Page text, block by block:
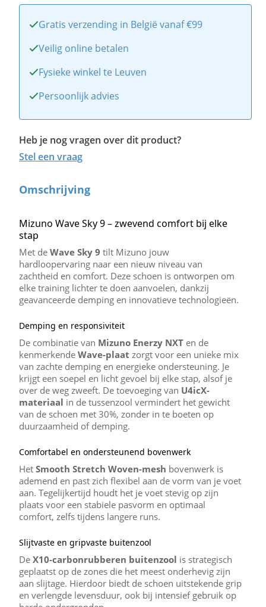
Gratis verzending in België vanaf €99
Veilig online betalen
Fysieke winkel te Leuven
Persoonlijk advies
Heb je nog vragen over dit product?
Stel een vraag
Omschrijving
Mizuno Wave Sky 9 – zwevend comfort bij elke
stap
Met de Wave Sky 9 tilt Mizuno jouw
hardloopervaring naar een nieuw niveau van
zachtheid en comfort. Deze schoen is ontworpen om
elke training lichter te doen aanvoelen, dankzij
geavanceerde demping en innovatieve technologieën.
Demping en responsiviteit
De combinatie van Mizuno Enerzy NXT en de
kenmerkende Wave-plaat zorgt voor een unieke mix
van zachte demping en energieke ondersteuning. Je
krijgt een soepel en licht gevoel bij elke stap, alsof je
over de weg zweeft. De toevoeging van U4icX-
materiaal in de tussenzool vermindert het gewicht
van de schoen met 30%, zonder in te boeten op
duurzaamheid of demping.
Comfortabel en ondersteunend bovenwerk
Het Smooth Stretch Woven-mesh bovenwerk is
ademend en past zich flexibel aan de vorm van je voet
aan. Tegelijkertijd houdt het je voet stevig op zijn
plaats voor een stabiele pasvorm en optimaal
comfort, zelfs tijdens langere runs.
Slijtvaste en gripvaste buitenzool
De X10-carbonrubberen buitenzool is strategisch
geplaatst op de zones die het meest onderhevig zijn
aan slijtage. Hierdoor biedt de schoen uitstekende grip
en verlengde levensduur, ook bij intensief gebruik op